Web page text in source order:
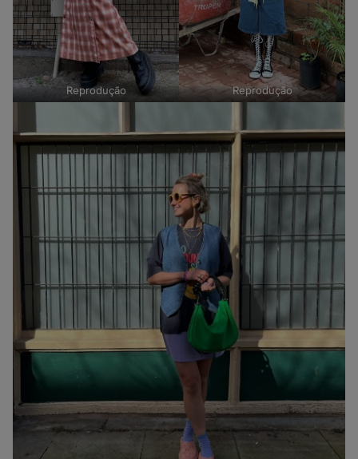
Reprodução Reprodução